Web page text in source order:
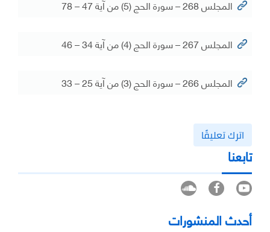
المجلس 268 – سورة الحج (5) من آية 47 – 78
المجلس 267 – سورة الحج (4) من آية 34 – 46
المجلس 266 – سورة الحج (3) من آية 25 – 33
اترك تعليقًا
تابعنا
أحدث المنشورات